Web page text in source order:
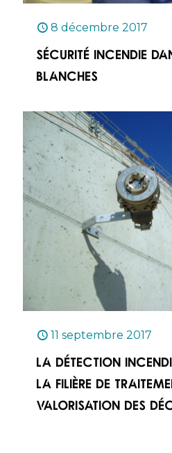
8 décembre 2017
Sécurité incendie
blanches
11 septembre 2017
La détection
la filière de
valorisation des